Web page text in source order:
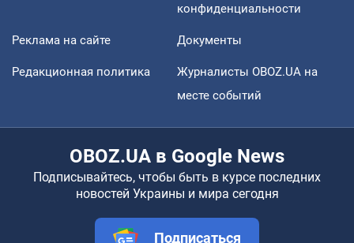
конфиденциальности
Реклама на сайте Документы
Редакционная политика
Журналисты OBOZ.UA на
месте событий
OBOZ.UA в Google News
Подписывайтесь, чтобы быть в курсе последних
новостей Украины и мира сегодня
Подписаться